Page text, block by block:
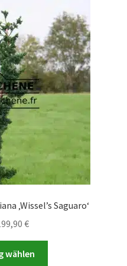
Die
Optionen
können
auf
der
Produktseite
gewählt
werden
‚Wissel’s Saguaro‘
€Preisspanne:
bis
wählen